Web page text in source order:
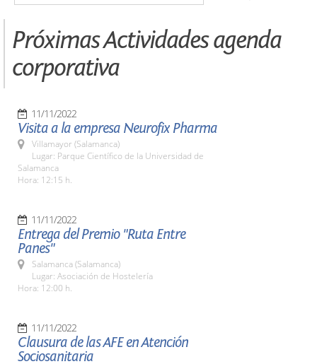
Próximas Actividades agenda
corporativa
11/11/2022
Visita a la empresa Neurofix Pharma
Villamayor (Salamanca)
Lugar: Parque Científico de la Universidad de
Salamanca
Hora: 12:15 h.
11/11/2022
Entrega del Premio "Ruta Entre
Panes"
Salamanca (Salamanca)
Lugar: Asociación de Hostelería
Hora: 12:00 h.
11/11/2022
Clausura de las AFE en Atención
Sociosanitaria